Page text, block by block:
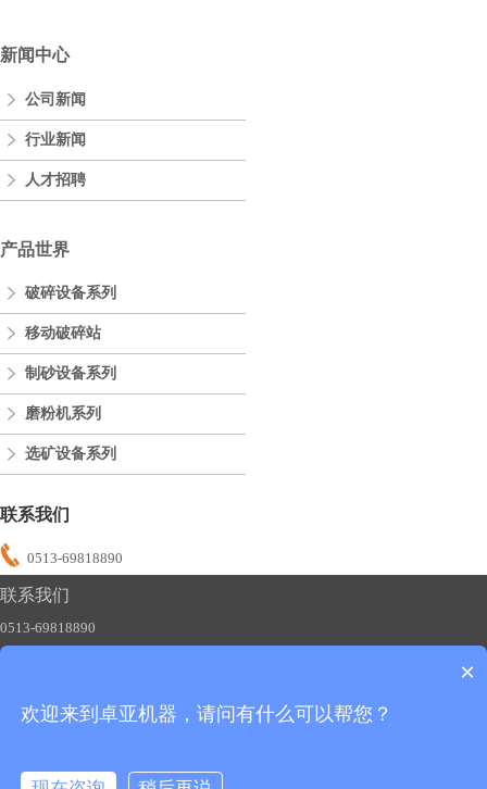
新闻中心
公司新闻
行业新闻
人才招聘
产品世界
破碎设备系列
移动破碎站
制砂设备系列
磨粉机系列
选矿设备系列
联系我们
0513-69818890
联系我们
0513-69818890
友情链接： 制砂机 碎石机 磨粉机
移动破碎站
备案号：苏ICP备2020051483号-1
×
欢迎来到卓亚机器，请问有什么可以帮您？